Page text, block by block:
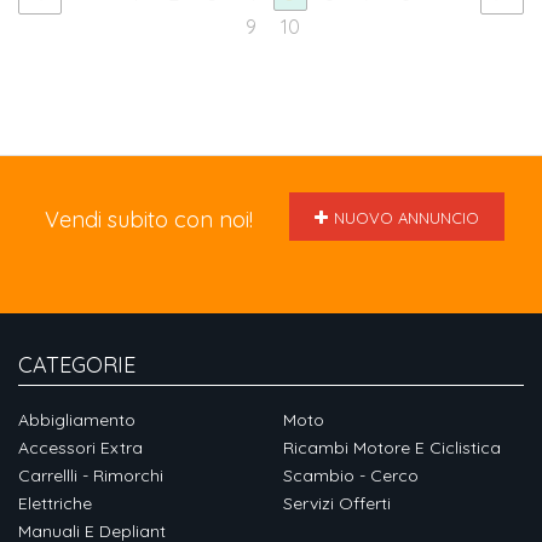
9
10
Vendi subito con noi! NUOVO ANNUNCIO
CATEGORIE
Abbigliamento
Accessori Extra
Carrellli - Rimorchi
Elettriche
Manuali E Depliant
Moto
Ricambi Motore E Ciclistica
Scambio - Cerco
Servizi Offerti